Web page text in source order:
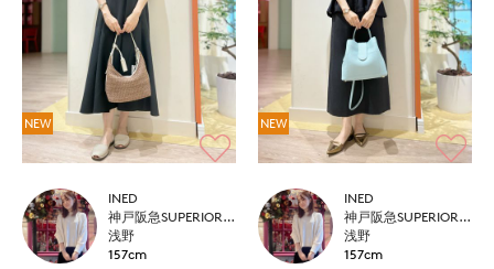
NEW
INED
神戸阪急SUPERIORCLOSET
浅野
157cm
NEW
INED
神戸阪急SUPERIORCLOSET
浅野
157cm